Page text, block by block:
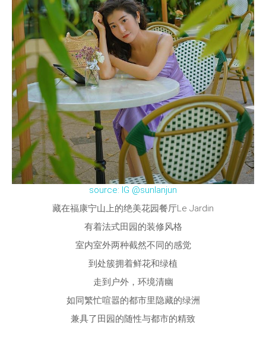
source: IG @sunlanjun
藏在福康宁山上的绝美花园餐厅Le Jardin
有着法式田园的装修风格
室内室外两种截然不同的感觉
到处簇拥着鲜花和绿植
走到户外，环境清幽
如同繁忙喧嚣的都市里隐藏的绿洲
兼具了田园的随性与都市的精致